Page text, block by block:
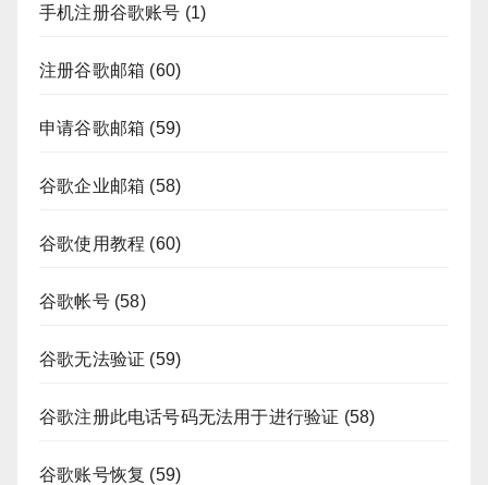
手机注册谷歌账号 (1)
注册谷歌邮箱 (60)
申请谷歌邮箱 (59)
谷歌企业邮箱 (58)
谷歌使用教程 (60)
谷歌帐号(58)
谷歌无法验证 (59)
谷歌注册此电话号码无法用于进行验证 (58)
谷歌账号恢复 (59)